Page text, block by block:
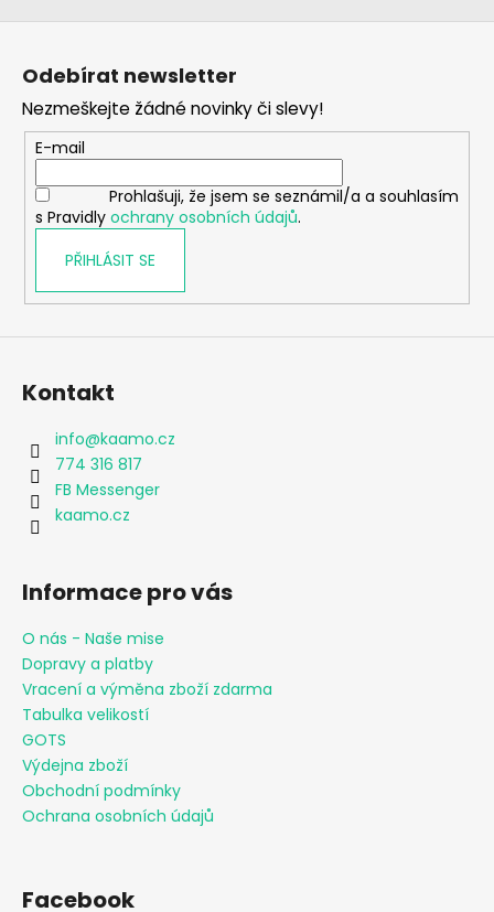
Z
Odebírat newsletter
Nezmeškejte žádné novinky či slevy!
E-mail
Prohlašuji, že jsem se seznámil/a a souhlasím
s Pravidly ochrany osobních údajů.
PŘIHLÁSIT SE
Kontakt
info@kaamo.cz
774 316 817
FB Messenger
kaamo.cz
Informace pro vás
O nás - Naše mise
Dopravy a platby
Vracení a výměna zboží zdarma
Tabulka velikostí
GOTS
Výdejna zboží
Obchodní podmínky
Ochrana osobních údajů
Facebook